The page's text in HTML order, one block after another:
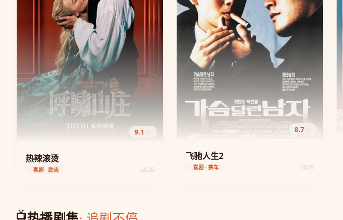
9.1
热辣滚烫
喜剧 · 励志 2026
8.7
飞驰人生2
喜剧 · 赛车 2025
📺